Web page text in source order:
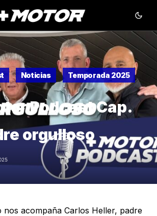
Noticias Temporada 2025
Podcast Cap.
orgulloso
nos acompaña Carlos Heller, padre